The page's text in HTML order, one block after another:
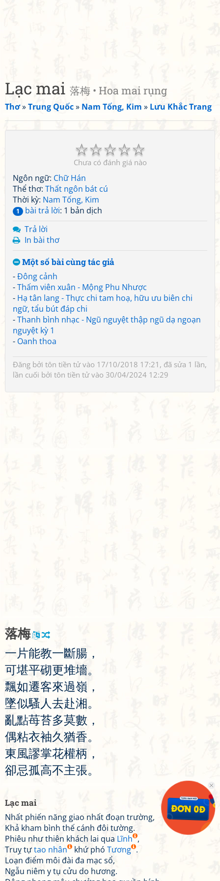
Lạc mai 落梅 • Hoa mai rụng
Thơ»Trung Quốc» Nam Tống, Kim » Lưu Khắc Trang
☆
☆
☆
☆
☆
Chưa có đánh giá nào
Ngôn ngữ: Chữ Hán
Thể thơ: Thất ngôn bát cú
Thời kỳ: Nam Tống, Kim
1 bài trả lời: 1 bản dịch
Trả lời
In bài thơ
Một số bài cùng tác giả
-Đông cảnh
-Thấm viên xuân - Mộng Phu Nhược
- Hạ tân lang - Thực chi tam hoạ, hữu ưu biên chi
ngữ, tẩu bút đáp chi
-Thanh bình nhạc - Ngũ nguyệt thập ngũ dạ ngoạn
nguyệt kỳ 1
- Oanh thoa
Đăng bởi tôn tiền tửvào 17/10/2018 17:21, đã sửa 1 lần,
lần cuối bởi tôn tiền tửvào 30/04/2024 12:29
落梅
一片能教一斷腸 ，
可堪平砌更堆墻。
飄如遷客來過嶺 ，
墜似騷 人去赴湘。
亂點苺苔多莫數 ，
偶粘衣袖久猶香。
東風謬掌花權柄 ，
卻忌孤高不主張。
Lạc mai
Nhất phiến năng giao nhất đoạn trường,
Khả kham bình thế cánh đôi tường.
Phiêu như thiên khách lai qua Lĩnh ,
Truỵ tựtao nhân khứ phó Tương .
Loạn điểm môi đài đa mạc sổ,
Ngẫu niêm y tụ cửu do hương.